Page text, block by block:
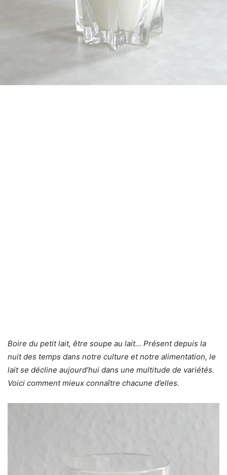
Boire du petit lait, être soupe au lait… Présent depuis la
nuit des temps dans notre culture et notre alimentation, le
lait se décline aujourd’hui dans une multitude de variétés.
Voici comment mieux connaître chacune d’elles.